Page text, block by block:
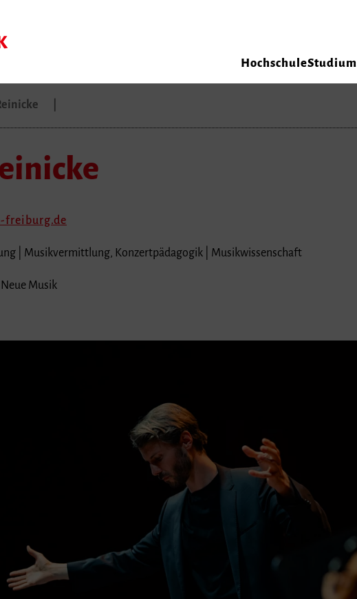
HochschuleStudium
freiburg.de
| Musikvermittlung, Konzertpädagogik | Musikwissenschaft
Musik